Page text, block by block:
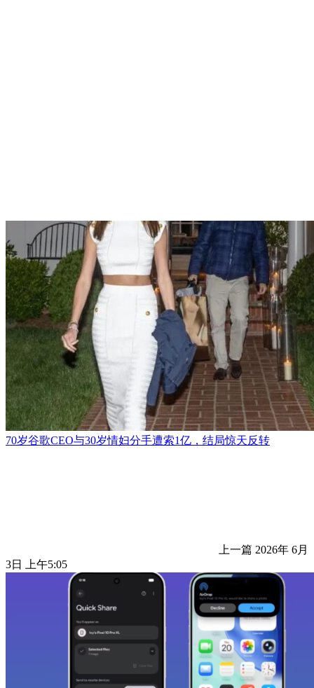
70岁谷歌CEO与30岁情妇分手遭索1亿，结局惊天反转
上一篇 2026年 6月
3日 上午5:05